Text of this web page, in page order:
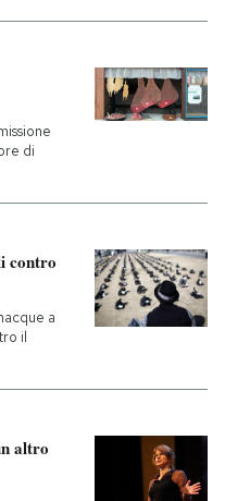
di
contro
a
il
altro